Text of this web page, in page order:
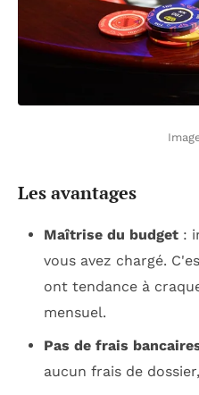
Les avantages
Maîtrise du budget:
vous avez chargé.
ont tendance à
mensuel.
Pas de frais
aucun frais de